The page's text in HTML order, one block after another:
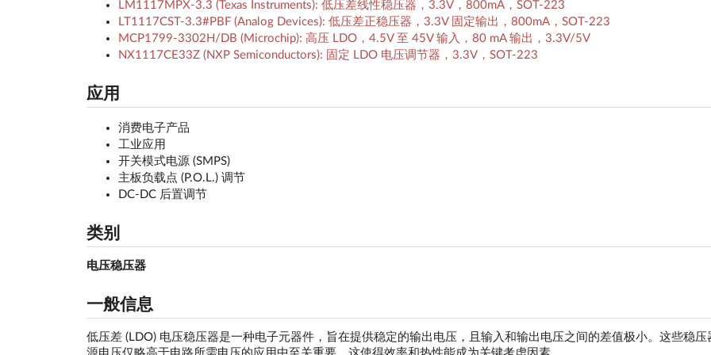
LM1117MPX-3.3 (Texas Instruments): 低压差线性稳压器，3.3V，800mA，SOT-223
LT1117CST-3.3#PBF (Analog Devices): 低压差正稳压器，3.3V 固定输出，800mA，SOT-223
MCP1799-3302H/DB (Microchip): 高压 LDO，4.5V 至 45V 输入，80 mA 输出，3.3V/5V
NX1117CE33Z (NXP Semiconductors): 固定 LDO 电压调节器，3.3V，SOT-223
应用
消费电子产品
工业应用
开关模式电源 (SMPS)
主板负载点 (P.O.L.) 调节
DC-DC 后置调节
类别
电压稳压器
一般信息
低压差 (LDO) 电压稳压器是一种电子元器件，旨在提供稳定的输出电压，且输入和输出电压之间的差值极小。这些稳压